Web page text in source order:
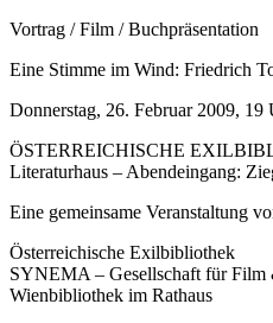
Vortrag / Film / Buchpräsentation
Eine Stimme im Wind: Friedrich
Donnerstag, 26. Februar 2009, 19
ÖSTERREICHISCHE
Literaturhaus – Abendeingang:
Eine gemeinsame Veranstaltung
Österreichische Exilbibliothek
SYNEMA – Gesellschaft für Film
Wienbibliothek im Rathaus